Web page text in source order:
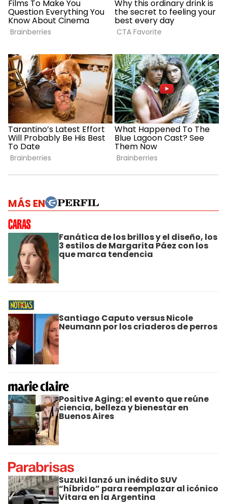
MÁS EN
Fanática de los brillos y el diseño, los
3 estilos de Margarita Páez con los
que marca tendencia
Santiago Caputo versus Nicole
Neumann por los criaderos de perros
Positive Aging: el evento que reúne
ciencia, belleza y bienestar en
Buenos Aires
Suzuki lanzó un inédito SUV
“híbrido” para reemplazar al icónico
Vitara en la Argentina